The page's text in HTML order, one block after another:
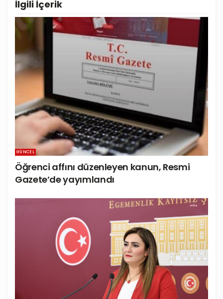
İlgili İçerik
GÜNCEL
Öğrenci affını düzenleyen kanun, Resmi
Gazete’de yayımlandı